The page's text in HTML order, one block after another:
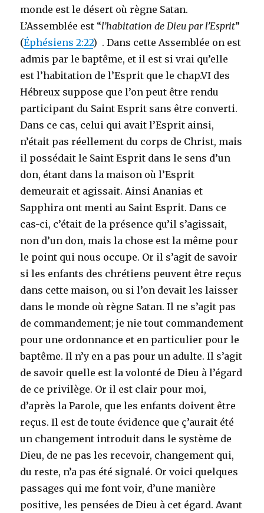
monde est le désert où règne Satan.
L’Assemblée est “l’habitation de Dieu par l’Esprit”
(Éphésiens 2:22) . Dans cette Assemblée on est
admis par le baptême, et il est si vrai qu’elle
est l’habitation de l’Esprit que le chap.VI des
Hébreux suppose que l’on peut être rendu
participant du Saint Esprit sans être converti.
Dans ce cas, celui qui avait l’Esprit ainsi,
n’était pas réellement du corps de Christ, mais
il possédait le Saint Esprit dans le sens d’un
don, étant dans la maison où l’Esprit
demeurait et agissait. Ainsi Ananias et
Sapphira ont menti au Saint Esprit. Dans ce
cas-ci, c’était de la présence qu’il s’agissait,
non d’un don, mais la chose est la même pour
le point qui nous occupe. Or il s’agit de savoir
si les enfants des chrétiens peuvent être reçus
dans cette maison, ou si l’on devait les laisser
dans le monde où règne Satan. Il ne s’agit pas
de commandement; je nie tout commandement
pour une ordonnance et en particulier pour le
baptême. Il n’y en a pas pour un adulte. Il s’agit
de savoir quelle est la volonté de Dieu à l’égard
de ce privilège. Or il est clair pour moi,
d’après la Parole, que les enfants doivent être
reçus. Il est de toute évidence que ç’aurait été
un changement introduit dans le système de
Dieu, de ne pas les recevoir, changement qui,
du reste, n’a pas été signalé. Or voici quelques
passages qui me font voir, d’une manière
positive, les pensées de Dieu à cet égard. Avant